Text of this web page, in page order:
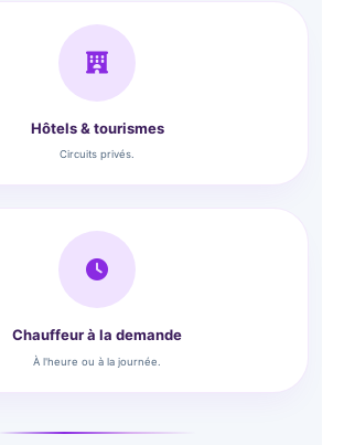
Hôtels & tourismes
Circuits privés.
Chauffeur à la demande
À l'heure ou à la journée.